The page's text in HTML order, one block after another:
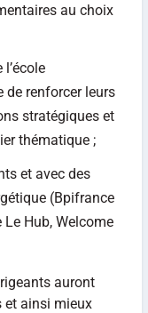
au choix
de renforcer leurs
stratégiques et
thématique ;
et avec des
(Bpifrance
Hub, Welcome
auront
et ainsi mieux